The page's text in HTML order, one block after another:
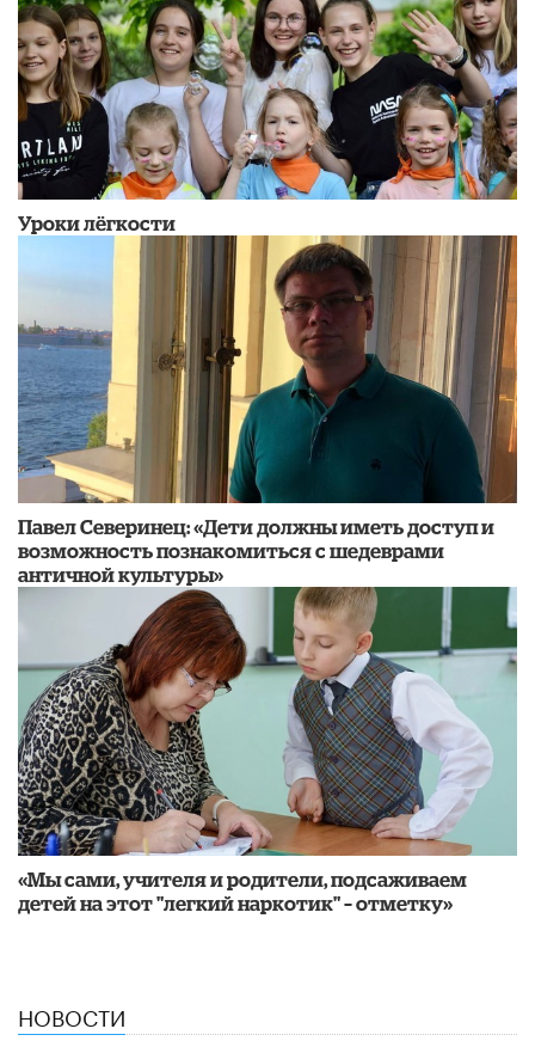
Уроки лёгкости
Павел Северинец: «Дети должны иметь доступ и
возможность познакомиться с шедеврами
античной культуры»
«Мы сами, учителя и родители, подсаживаем
детей на этот "легкий наркотик" – отметку»
НОВОСТИ